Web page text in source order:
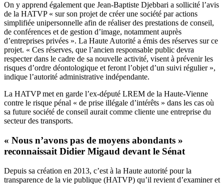
On y apprend également que Jean-Baptiste Djebbari a sollicité l’avis
de la HATVP « sur son projet de créer une société par actions
simplifiée unipersonnelle afin de réaliser des prestations de conseil,
de conférences et de gestion d’image, notamment auprès
d’entreprises privées ». La Haute Autorité a émis des réserves sur ce
projet. « Ces réserves, que l’ancien responsable public devra
respecter dans le cadre de sa nouvelle activité, visent à prévenir les
risques d’ordre déontologique et feront l’objet d’un suivi régulier »,
indique l’autorité administrative indépendante.
La HATVP met en garde l’ex-député LREM de la Haute-Vienne
contre le risque pénal « de prise illégale d’intérêts » dans les cas où
sa future société de conseil aurait comme cliente une entreprise du
secteur des transports.
« Nous n’avons pas de moyens abondants »
reconnaissait Didier Migaud devant le Sénat
Depuis sa création en 2013, c’est à la Haute autorité pour la
transparence de la vie publique (HATVP) qu’il revient d’examiner et